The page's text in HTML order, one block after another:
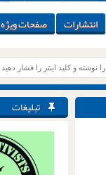
انتشارات صفحات ویژه
تبلیغات